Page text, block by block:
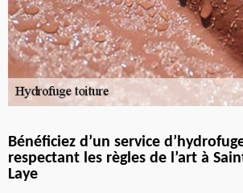
Bénéficiez d’un service
respectant les règles de l’art à
Laye